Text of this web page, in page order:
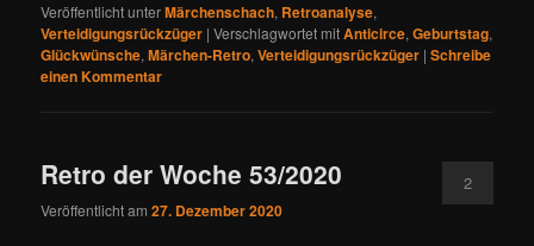
Veröffentlicht unterMärchenschach, Retroanalyse,
Verteidigungsrückzüger |Verschlagwortet mitAnticirce,Geburtstag,
Glückwünsche,Märchen-Retro,Verteidigungsrückzüger |Schreibe
einen Kommentar
Retro der Woche 53/2020
Veröffentlicht am27. Dezember 2020
2